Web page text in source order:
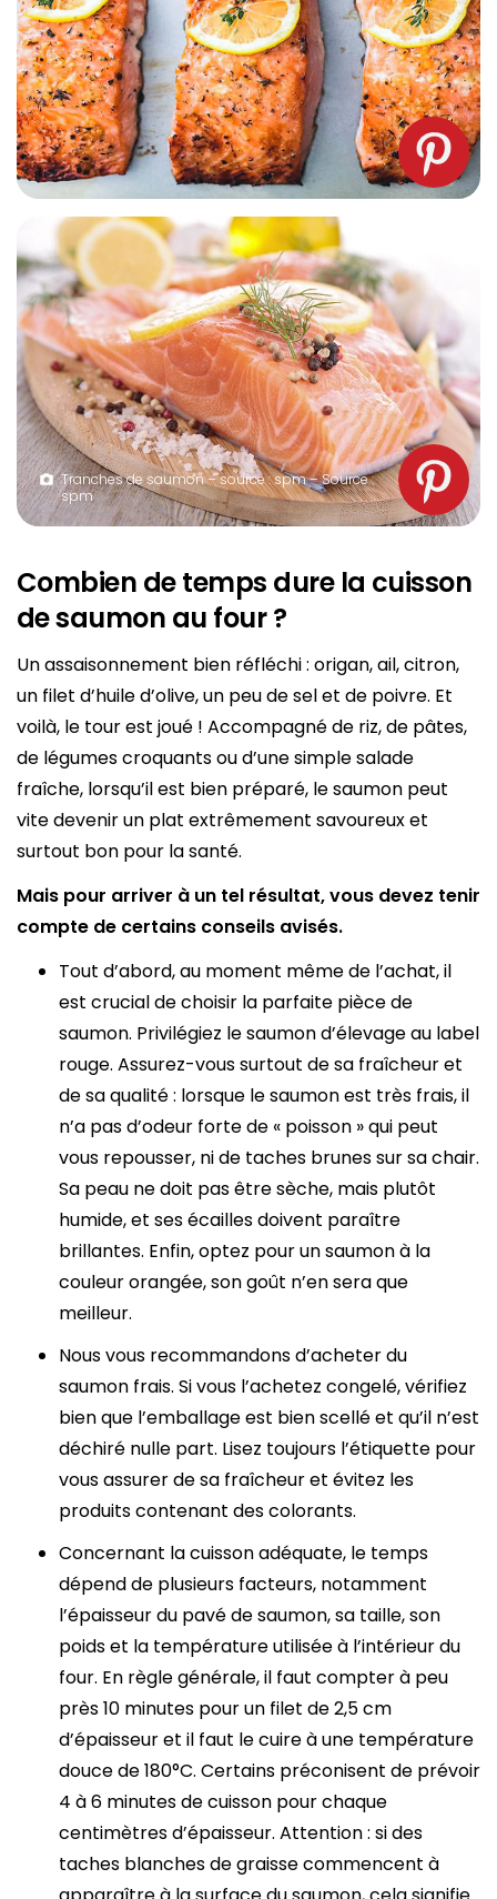
Tranches de saumon – source : spm – Source :
spm
Combien de temps dure la cuisson
de saumon au four ?
Un assaisonnement bien réfléchi : origan, ail, citron,
un filet d’huile d’olive, un peu de sel et de poivre. Et
voilà, le tour est joué ! Accompagné de riz, de pâtes,
de légumes croquants ou d’une simple salade
fraîche, lorsqu’il est bien préparé, le saumon peut
vite devenir un plat extrêmement savoureux et
surtout bon pour la santé.
Mais pour arriver à un tel résultat, vous devez tenir
compte de certains conseils avisés.
Tout d’abord, au moment même de l’achat, il
est crucial de choisir la parfaite pièce de
saumon. Privilégiez le saumon d’élevage au label
rouge. Assurez-vous surtout de sa fraîcheur et
de sa qualité : lorsque le saumon est très frais, il
n’a pas d’odeur forte de « poisson » qui peut
vous repousser, ni de taches brunes sur sa chair.
Sa peau ne doit pas être sèche, mais plutôt
humide, et ses écailles doivent paraître
brillantes. Enfin, optez pour un saumon à la
couleur orangée, son goût n’en sera que
meilleur.
Nous vous recommandons d’acheter du
saumon frais. Si vous l’achetez congelé, vérifiez
bien que l’emballage est bien scellé et qu’il n’est
déchiré nulle part. Lisez toujours l’étiquette pour
vous assurer de sa fraîcheur et évitez les
produits contenant des colorants.
Concernant la cuisson adéquate, le temps
dépend de plusieurs facteurs, notamment
l’épaisseur du pavé de saumon, sa taille, son
poids et la température utilisée à l’intérieur du
four. En règle générale, il faut compter à peu
près 10 minutes pour un filet de 2,5 cm
d’épaisseur et il faut le cuire à une température
douce de 180°C. Certains préconisent de prévoir
4 à 6 minutes de cuisson pour chaque
centimètres d’épaisseur. Attention : si des
taches blanches de graisse commencent à